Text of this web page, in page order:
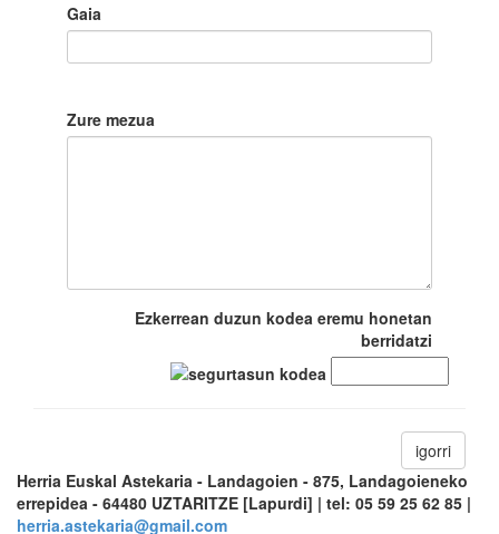
Gaia
Zure mezua
Ezkerrean duzun kodea eremu honetan
berridatzi
igorri
Herria Euskal Astekaria - Landagoien - 875, Landagoieneko
errepidea - 64480 UZTARITZE [Lapurdi] | tel: 05 59 25 62 85 |
herria.astekaria@gmail.com